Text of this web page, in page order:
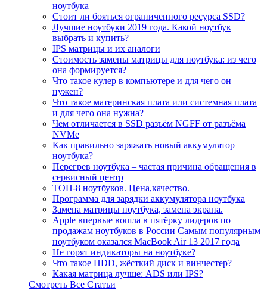
ноутбука
Стоит ли бояться ограниченного ресурса SSD?
Лучшие ноутбуки 2019 года. Какой ноутбук
выбрать и купить?
IPS матрицы и их аналоги
Стоимость замены матрицы для ноутбука: из чего
она формируется?
Что такое кулер в компьютере и для чего он
нужен?
Что такое материнская плата или системная плата
и для чего она нужна?
Чем отличается в SSD разъём NGFF от разъёма
NVMe
Как правильно заряжать новый аккумулятор
ноутбука?
Перегрев ноутбука – частая причина обращения в
сервисный центр
ТОП-8 ноутбуков. Цена,качество.
Программа для зарядки аккумулятора ноутбука
Замена матрицы ноутбука, замена экрана.
Apple впервые вошла в пятёрку лидеров по
продажам ноутбуков в России Самым популярным
ноутбуком оказался MacBook Air 13 2017 года
Не горят индикаторы на ноутбуке?
Что такое HDD, жёсткий диск и винчестер?
Какая матрица лучше: ADS или IPS?
Смотреть Все Статьи